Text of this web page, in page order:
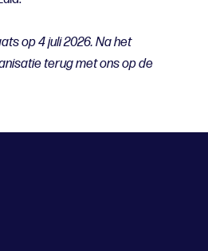
op 4 juli 2026. Na het
terug met ons op de